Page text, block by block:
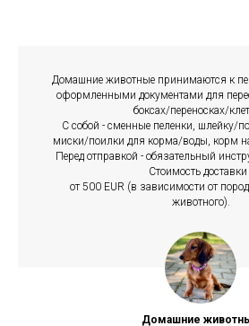
Домашние животные принимаются к
оформленными документами для
боксах/переносках/
С собой - сменные пеленки, шлейку/
миски/поилки для корма/воды, корм
Перед отправкой - обязательный
Стоимость доставки
от 500 EUR (в зависимости от
животного).
Домашние